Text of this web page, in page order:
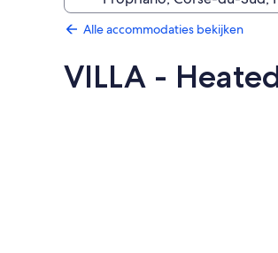
Alle accommodaties bekijken
VILLA -